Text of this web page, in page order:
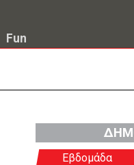
Fun
Εβδομάδα